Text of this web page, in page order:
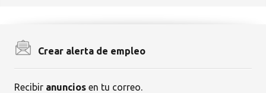
Crear alerta de empleo
Recibir anuncios en tu correo.